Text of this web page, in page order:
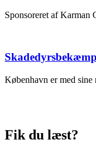
Sponsoreret af Karman
København er med sine
Fik du læst?